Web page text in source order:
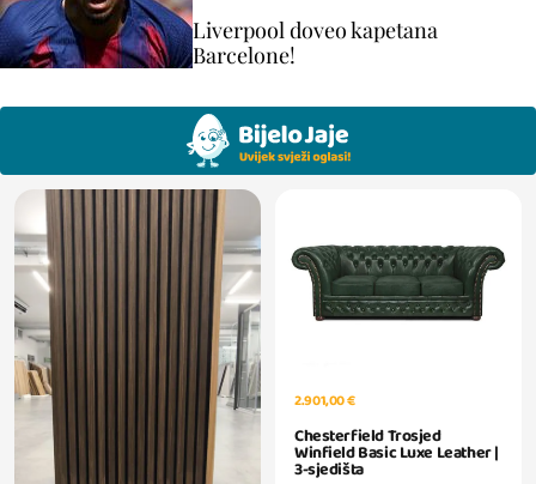
Liverpool doveo kapetana
Barcelone!
2.901,00 €
Chesterfield Trosjed
Winfield Basic Luxe Leather |
3-sjedišta